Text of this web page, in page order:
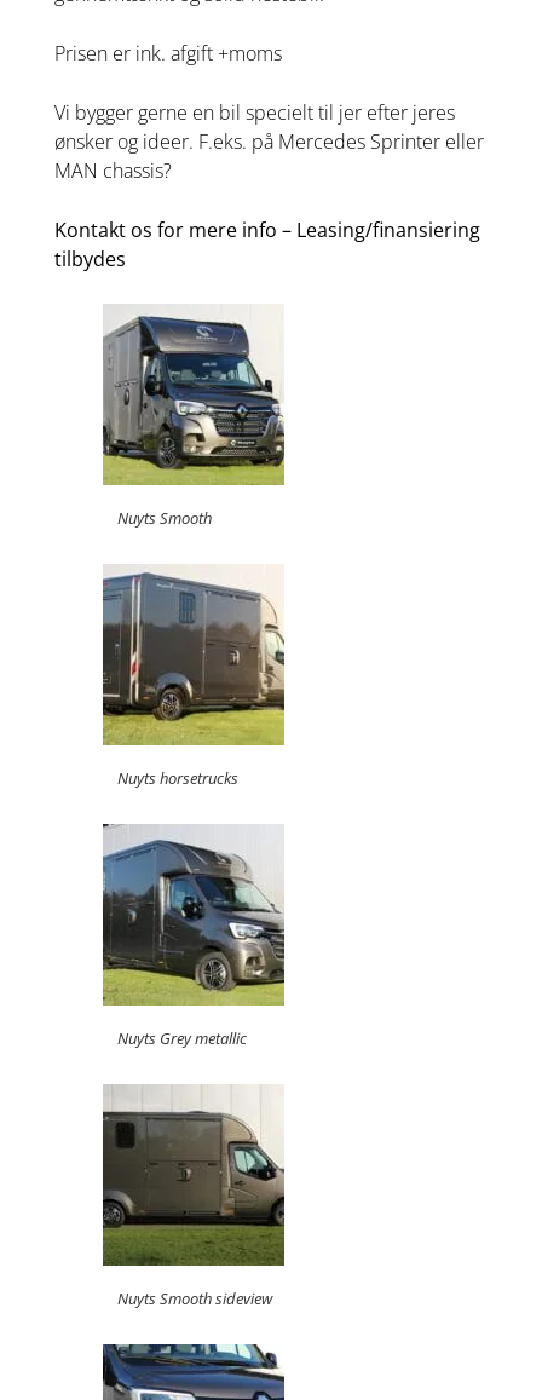
Prisen er ink. afgift +moms
Vi bygger gerne en bil specielt til jer efter jeres
ønsker og ideer. F.eks. på Mercedes Sprinter eller
MAN chassis?
Kontakt os for mere info – Leasing/finansiering
tilbydes
Nuyts Smooth
Nuyts horsetrucks
Nuyts Grey metallic
Nuyts Smooth sideview